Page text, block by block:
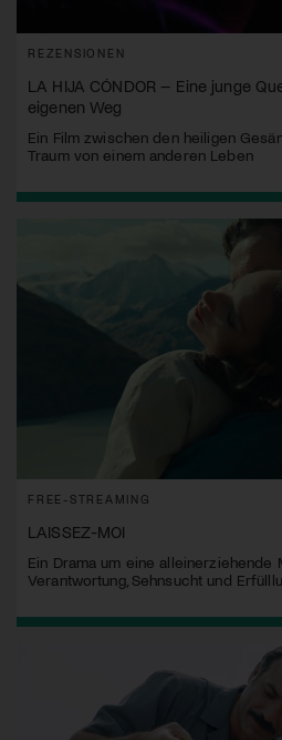
REZENSIONEN
LA HIJA CÓNDOR – Eine junge
eigenen Weg
Ein Film zwischen den heiligen
Traum von einem anderen Leben
FREE-STREAMING
LAISSEZ-MOI
Ein Drama um eine alleinerziehende
Verantwortung, Sehnsucht und